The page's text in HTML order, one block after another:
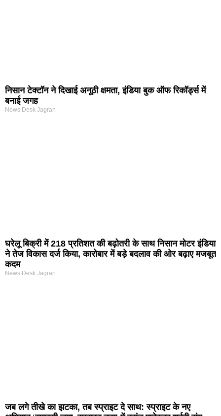
निसान टेक्टॉन ने दिखाई अनूठी क्षमता, इंडिया बुक ऑफ रिकॉर्ड्स में
बनाई जगह
News Desk Jagran
घरेलू बिक्री में 218 प्रतिशत की बढ़ोतरी के साथ निसान मोटर इंडिया
ने तेज विकास दर्ज किया, कारोबार में बड़े बदलाव की ओर बढ़ाए मजबूत
कदम
News Desk Jagran
जब लगे तीखे का झटका, तब स्प्राइट दे साथ: स्प्राइट के नए